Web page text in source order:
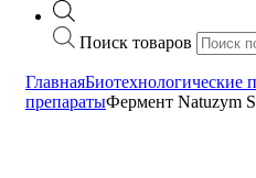
Поиск товаров
ГлавнаяБиотехнологические
препаратыФермент Natuzym